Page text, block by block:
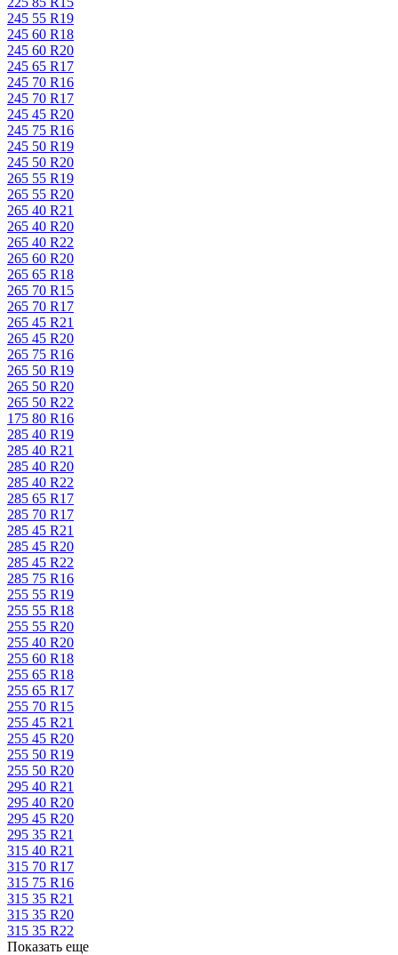
245 55 R19
245 60 R18
245 60 R20
245 65 R17
245 70 R16
245 70 R17
245 45 R20
245 75 R16
245 50 R19
245 50 R20
265 55 R19
265 55 R20
265 40 R21
265 40 R20
265 40 R22
265 60 R20
265 65 R18
265 70 R15
265 70 R17
265 45 R21
265 45 R20
265 75 R16
265 50 R19
265 50 R20
265 50 R22
175 80 R16
285 40 R19
285 40 R21
285 40 R20
285 40 R22
285 65 R17
285 70 R17
285 45 R21
285 45 R20
285 45 R22
285 75 R16
255 55 R19
255 55 R18
255 55 R20
255 40 R20
255 60 R18
255 65 R18
255 65 R17
255 70 R15
255 45 R21
255 45 R20
255 50 R19
255 50 R20
295 40 R21
295 40 R20
295 45 R20
295 35 R21
315 40 R21
315 70 R17
315 75 R16
315 35 R21
315 35 R20
315 35 R22
Показать еще